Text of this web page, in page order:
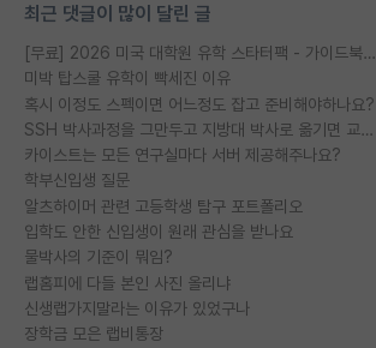
최근 댓글이 많이 달린 글
[무료] 2026 미국 대학원 유학 스타터팩 - 가이드북 & 합격자 컨택메일 템플릿
미박 탑스쿨 유학이 빡세진 이유
혹시 이정도 스펙이면 어느정도 잡고 준비해야하나요?
SSH 박사과정을 그만두고 지방대 박사로 옮기면 교수의 꿈은 끝일까요?
카이스트는 모든 연구실마다 서버 제공해주나요?
학부신입생 질문
알츠하이머 관련 고등학생 탐구 포트폴리오
입학도 안한 신입생이 원래 관심을 받나요
물박사의 기준이 뭐임?
랩홈피에 다들 본인 사진 올리냐
신생랩가지말라는 이유가 있었구나
장학금 모은 랩비통장